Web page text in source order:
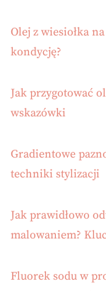
Olej z wiesiołka
kondycję?
Jak przygotować
wskazówki
Gradientowe
techniki stylizacji
Jak prawidłowo
malowaniem?
Fluorek sodu w